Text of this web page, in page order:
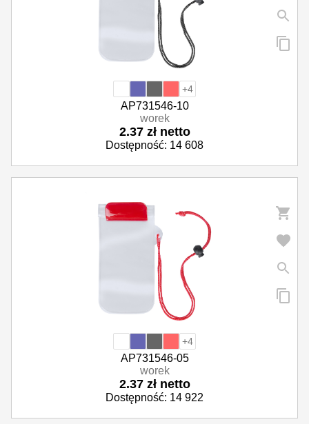
+4
AP731546-10
worek
2.37 zł netto
Dostępność: 14 608
+4
AP731546-05
worek
2.37 zł netto
Dostępność: 14 922